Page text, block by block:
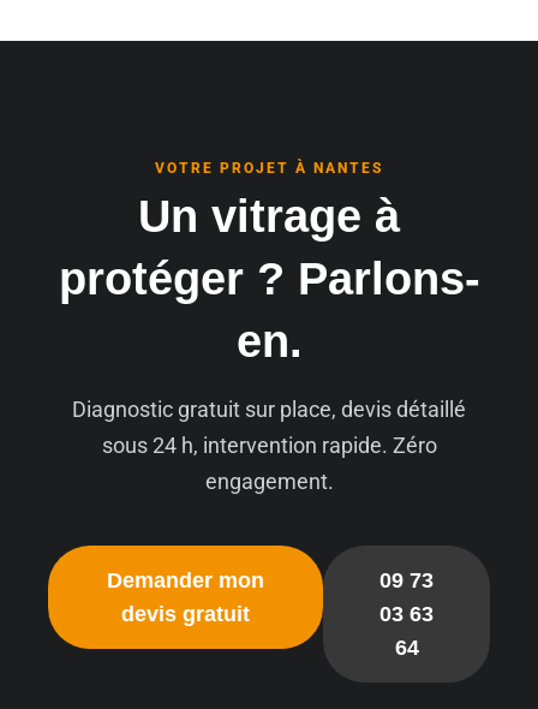
VOTRE PROJET À NANTES
Un vitrage à
protéger ? Parlons-
en.
Diagnostic gratuit sur place, devis détaillé
sous 24 h, intervention rapide. Zéro
engagement.
Demander mon
devis gratuit
09 73
03 63
64